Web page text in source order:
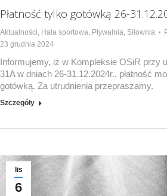
Płatność tylko gotówką 26-
Aktualności, Hala sportowa, Pływalnia, Siłownia
23 grudnia 2024
Informujemy, iż w Kompleksie OSiR przy
31A w dniach 26-31.12.2024r., płatność
gotówką. Za utrudnienia przepraszamy.
Szczegóły
lis
6